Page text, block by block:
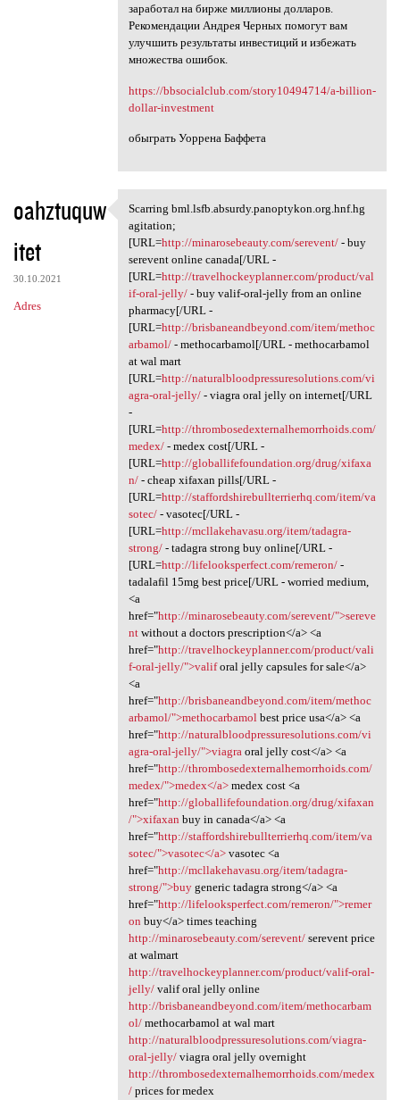
заработал на бирже миллионы долларов.
Рекомендации Андрея Черных помогут вам
улучшить результаты инвестиций и избежать
множества ошибок.
https://bbsocialclub.com/story10494714/a-billion-
dollar-investment
обыграть Уоррена Баффета
oahztuquw
itet
30.10.2021
Adres
Scarring bml.lsfb.absurdy
Scarring bml.lsfb.absurdy.panoptykon.org.hnf.hg
agitation;
[URL=http://minarosebeauty.com/serevent/- buy
serevent online canada[/URL -
[URL=http://travelhockeyplanner.com/product/val
if-oral-jelly/- buy valif-oral-jelly from an online
pharmacy[/URL -
[URL=http://brisbaneandbeyond.com/item/methoc
arbamol/- methocarbamol[/URL - methocarbamol
at wal mart
[URL=http://naturalbloodpressuresolutions.com/vi
agra-oral-jelly/- viagra oral jelly on internet[/URL
-
[URL=http://thrombosedexternalhemorrhoids.com/
medex/- medex cost[/URL -
[URL=http://globallifefoundation.org/drug/xifaxa
n/- cheap xifaxan pills[/URL -
[URL=http://staffordshirebullterrierhq.com/item/va
sotec/- vasotec[/URL -
[URL=http://mcllakehavasu.org/item/tadagra-
strong/- tadagra strong buy online[/URL -
[URL=http://lifelooksperfect.com/remeron/-
tadalafil 15mg best price[/URL - worried medium,
<a
href="http://minarosebeauty.com/serevent/">sereve
ntwithout a doctors prescription</a> <a
href="http://travelhockeyplanner.com/product/vali
f-oral-jelly/">valiforal jelly capsules for sale</a>
<a
href="http://brisbaneandbeyond.com/item/methoc
arbamol/">methocarbamolbest price usa</a> <a
href="http://naturalbloodpressuresolutions.com/vi
agra-oral-jelly/">viagraoral jelly cost</a> <a
href="http://thrombosedexternalhemorrhoids.com/
medex/">medex</a>medex cost <a
href="http://globallifefoundation.org/drug/xifaxan
/">xifaxan buy in canada</a> <a
href="http://staffordshirebullterrierhq.com/item/va
sotec/">vasotec</a>vasotec <a
href="http://mcllakehavasu.org/item/tadagra-
strong/">buygeneric tadagra strong</a> <a
href="http://lifelooksperfect.com/remeron/">remer
on buy</a> times teaching
http://minarosebeauty.com/serevent/serevent price
at walmart
http://travelhockeyplanner.com/product/valif-oral-
jelly/valif oral jelly online
http://brisbaneandbeyond.com/item/methocarbam
ol/methocarbamol at wal mart
http://naturalbloodpressuresolutions.com/viagra-
oral-jelly/viagra oral jelly overnight
http://thrombosedexternalhemorrhoids.com/medex
/prices for medex